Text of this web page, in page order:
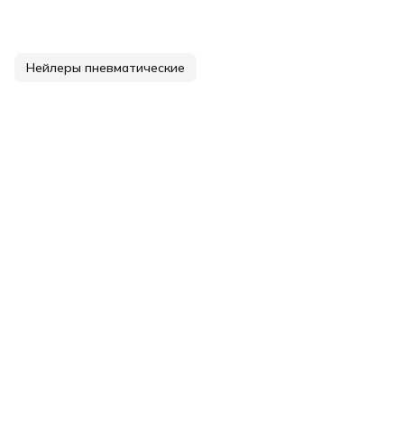
Нейлеры пневматические